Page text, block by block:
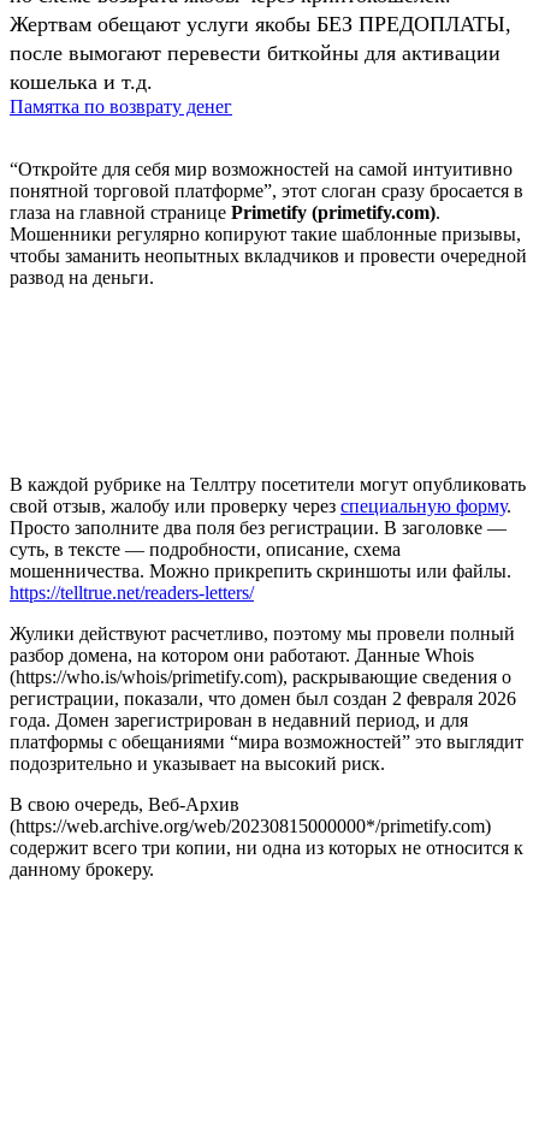
Жертвам обещают услуги якобы БЕЗ ПРЕДОПЛАТЫ,
после вымогают перевести биткойны для активации
кошелька и т.д.
Памятка по возврату денег
“Откройте для себя мир возможностей на самой интуитивно
понятной торговой платформе”, этот слоган сразу бросается в
глаза на главной странице Primetify (primetify.com).
Мошенники регулярно копируют такие шаблонные призывы,
чтобы заманить неопытных вкладчиков и провести очередной
развод на деньги.
В каждой рубрике на Теллтру посетители могут опубликовать
свой отзыв, жалобу или проверку через специальную форму.
Просто заполните два поля без регистрации. В заголовке —
суть, в тексте — подробности, описание, схема
мошенничества. Можно прикрепить скриншоты или файлы.
https://telltrue.net/readers-letters/
Жулики действуют расчетливо, поэтому мы провели полный
разбор домена, на котором они работают. Данные Whois
(https://who.is/whois/primetify.com), раскрывающие сведения о
регистрации, показали, что домен был создан 2 февраля 2026
года. Домен зарегистрирован в недавний период, и для
платформы с обещаниями “мира возможностей” это выглядит
подозрительно и указывает на высокий риск.
В свою очередь, Веб-Архив
(https://web.archive.org/web/20230815000000*/primetify.com)
содержит всего три копии, ни одна из которых не относится к
данному брокеру.